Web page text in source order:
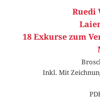
Ruedi
18 Exkurse zum
Inkl. Mit